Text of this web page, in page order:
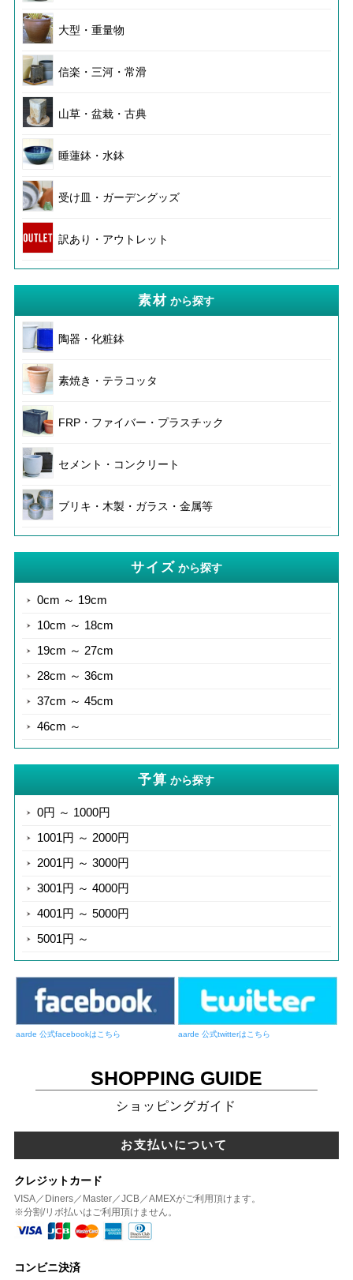
大型・重量物
信楽・三河・常滑
山草・盆栽・古典
睡蓮鉢・水鉢
受け皿・ガーデングッズ
訳あり・アウトレット
素材 から探す
陶器・化粧鉢
素焼き・テラコッタ
FRP・ファイバー・プラスチック
セメント・コンクリート
ブリキ・木製・ガラス・金属等
サイズ から探す
0cm ～ 19cm
10cm ～ 18cm
19cm ～ 27cm
28cm ～ 36cm
37cm ～ 45cm
46cm ～
予算 から探す
0円 ～ 1000円
1001円 ～ 2000円
2001円 ～ 3000円
3001円 ～ 4000円
4001円 ～ 5000円
5001円 ～
aarde 公式facebookはこちら aarde 公式twitterはこちら
SHOPPING GUIDE
ショッピングガイド
お支払いについて
クレジットカード
VISA／Diners／Master／JCB／AMEXがご利用頂けます。
※分割/リボ払いはご利用頂けません。
コンビニ決済